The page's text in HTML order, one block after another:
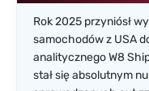
Rok 2025 przyniósł
samochodów z USA
analitycznego W8
stał się absolutnym